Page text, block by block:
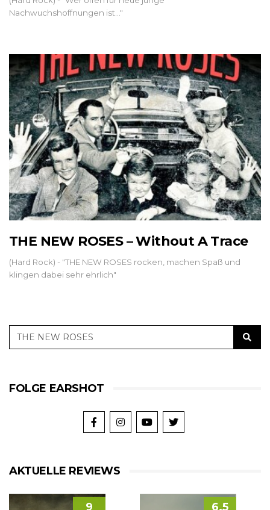
Nachwuchshoffnungen ist..."
THE NEW ROSES – Without A Trace
(Hard Rock) - "THE NEW ROSES rocken, machen Spaß und
klingen dabei sehr ehrlich"
FOLGE EARSHOT
AKTUELLE REVIEWS
9 6.5